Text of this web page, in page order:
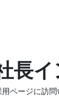
長
用ページに訪問